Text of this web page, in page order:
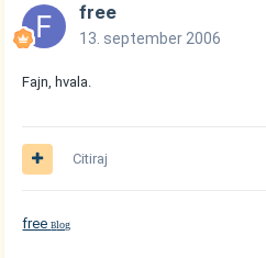
free
13. september 2006
Fajn, hvala.
Citiraj
freeBlog